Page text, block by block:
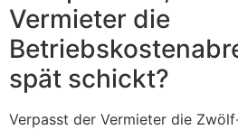
Vermieter die
spät schickt?
Verpasst der Vermieter die